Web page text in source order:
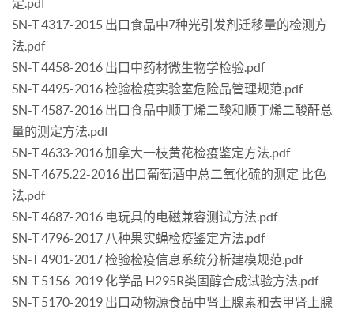
定.pdf
SN-T 4317-2015 出口食品中7种光引发剂迁移量的检测方
法.pdf
SN-T 4458-2016 出口中药材微生物学检验.pdf
SN-T 4495-2016 检验检疫实验室危险品管理规范.pdf
SN-T 4587-2016 出口食品中顺丁烯二酸和顺丁烯二酸酐总
量的测定方法.pdf
SN-T 4633-2016 加拿大一枝黄花检疫鉴定方法.pdf
SN-T 4675.22-2016 出口葡萄酒中总二氧化硫的测定 比色
法.pdf
SN-T 4687-2016 电玩具的电磁兼容测试方法.pdf
SN-T 4796-2017 八种果实蝇检疫鉴定方法.pdf
SN-T 4901-2017 检验检疫信息系统分析建模规范.pdf
SN-T 5156-2019 化学品 H295R类固醇合成试验方法.pdf
SN-T 5170-2019 出口动物源食品中肾上腺素和去甲肾上腺